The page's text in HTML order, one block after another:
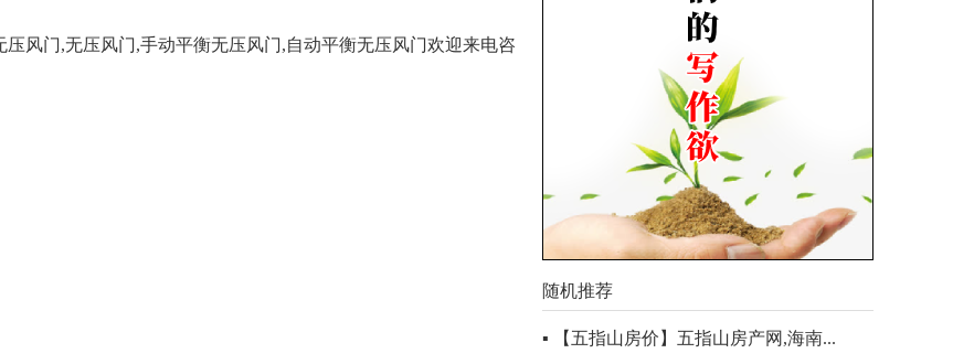
风门,无压风门,手动平衡无压风门,自动平衡无压风门欢迎来电咨
随机推荐
▪ 【五指山房价】五指山房产网,海南...